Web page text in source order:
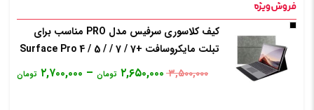
کیف کلاسوری سرفیس مدل PRO مناسب برای
تبلت مایکروسافت +7 / 7 / Surface Pro 4 / 5 /
۳,۵۰۰,۰۰۰ ۲,۶۵۰,۰۰۰ تومان – ۲,۷۰۰,۰۰۰ تومان